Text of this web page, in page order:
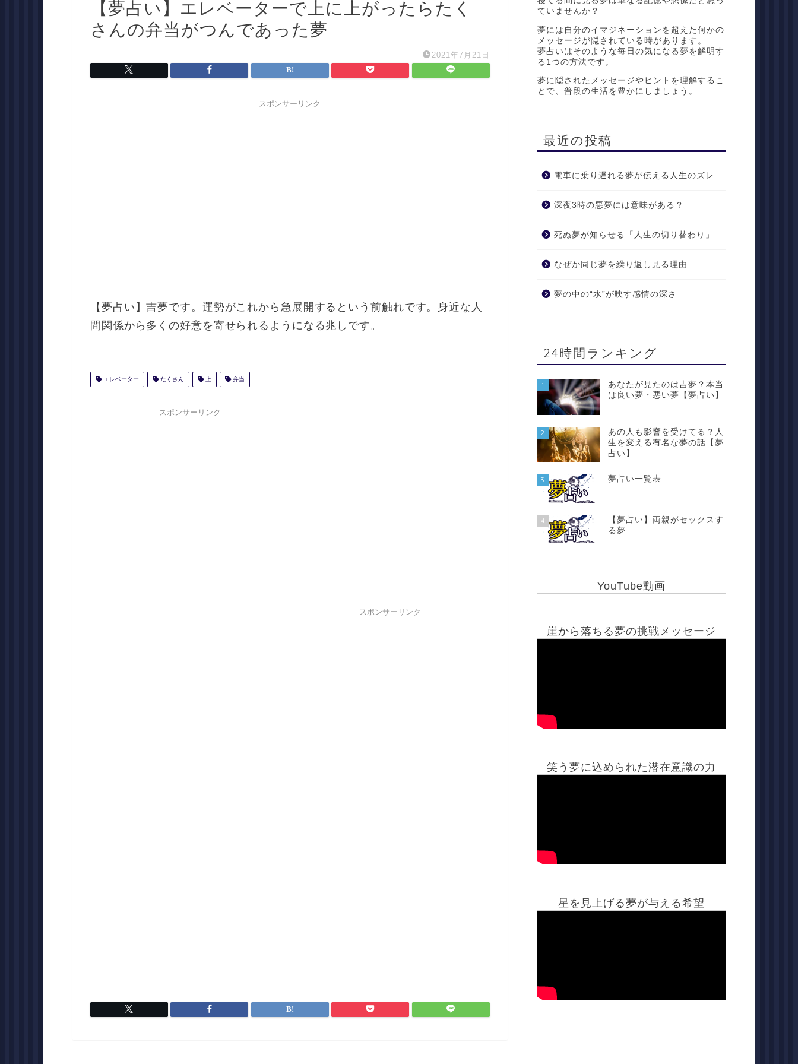
【夢占い】エレベーターで上に上がったらたく
さんの弁当がつんであった夢
2021年7月21日
スポンサーリンク
【夢占い】吉夢です。運勢がこれから急展開するという前触れです。身近な人
間関係から多くの好意を寄せられるようになる兆しです。
エレベーター たくさん 上 弁当
スポンサーリンク
スポンサーリンク
ていませんか？
夢には自分のイマジネーションを超えた何かの
メッセージが隠されている時があります。
夢占いはそのような毎日の気になる夢を解明す
る1つの方法です。
夢に隠されたメッセージやヒントを理解するこ
とで、普段の生活を豊かにしましょう。
最近の投稿
電車に乗り遅れる夢が伝える人生のズレ
深夜3時の悪夢には意味がある？
死ぬ夢が知らせる「人生の切り替わり」
なぜか同じ夢を繰り返し見る理由
夢の中の“水”が映す感情の深さ
24時間ランキング
1
あなたが見たのは吉夢？本当
は良い夢・悪い夢【夢占い】
2
あの人も影響を受けてる？人
生を変える有名な夢の話【夢
占い】
3 夢占い一覧表
4
【夢占い】両親がセックスす
る夢
YouTube動画
崖から落ちる夢の挑戦メッセージ
笑う夢に込められた潜在意識の力
星を見上げる夢が与える希望